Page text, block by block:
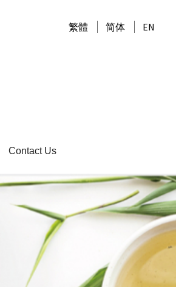
繁體 简体 EN
Contact Us